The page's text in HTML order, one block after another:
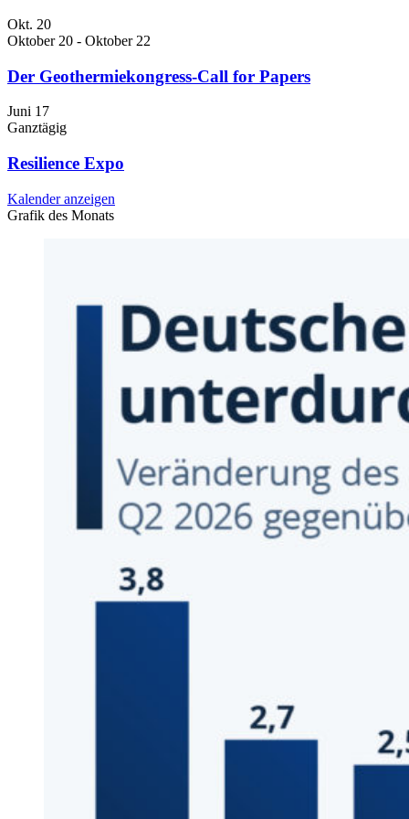
Okt. 20
Oktober 20 - Oktober 22
Der Geothermiekongress-Call for Papers
Juni 17
Ganztägig
Resilience Expo
Kalender anzeigen
Grafik des Monats